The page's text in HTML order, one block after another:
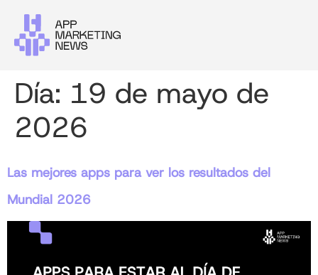
Día: 19 de mayo de
2026
Las mejores apps para ver los resultados del
Mundial 2026